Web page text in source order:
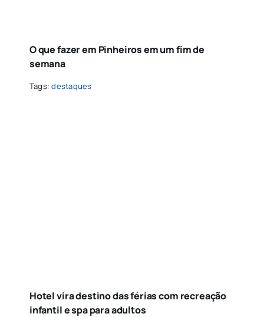
O que fazer em Pinheiros em um fim de
semana
Tags:destaques
Hotel vira destino das férias com recreação
infantil e spa para adultos